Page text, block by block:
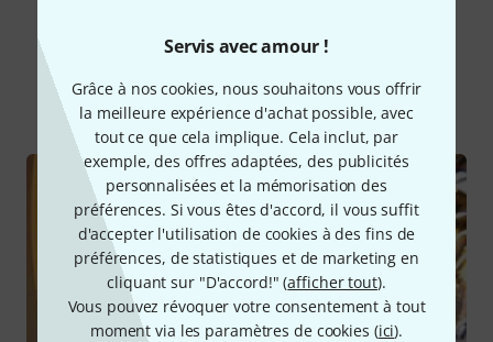
Servis avec amour !
Grâce à nos cookies, nous souhaitons vous offrir
la meilleure expérience d'achat possible, avec
tout ce que cela implique. Cela inclut, par
exemple, des offres adaptées, des publicités
personnalisées et la mémorisation des
préférences. Si vous êtes d'accord, il vous suffit
d'accepter l'utilisation de cookies à des fins de
préférences, de statistiques et de marketing en
cliquant sur "D'accord!" (afficher tout).
Vous pouvez révoquer votre consentement à tout
moment via les paramètres de cookies (ici).
Le saviez-vous?
Tout Guides